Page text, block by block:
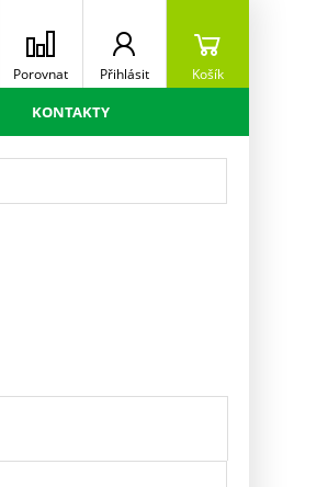
Porovnat Přihlásit Košík
KONTAKTY